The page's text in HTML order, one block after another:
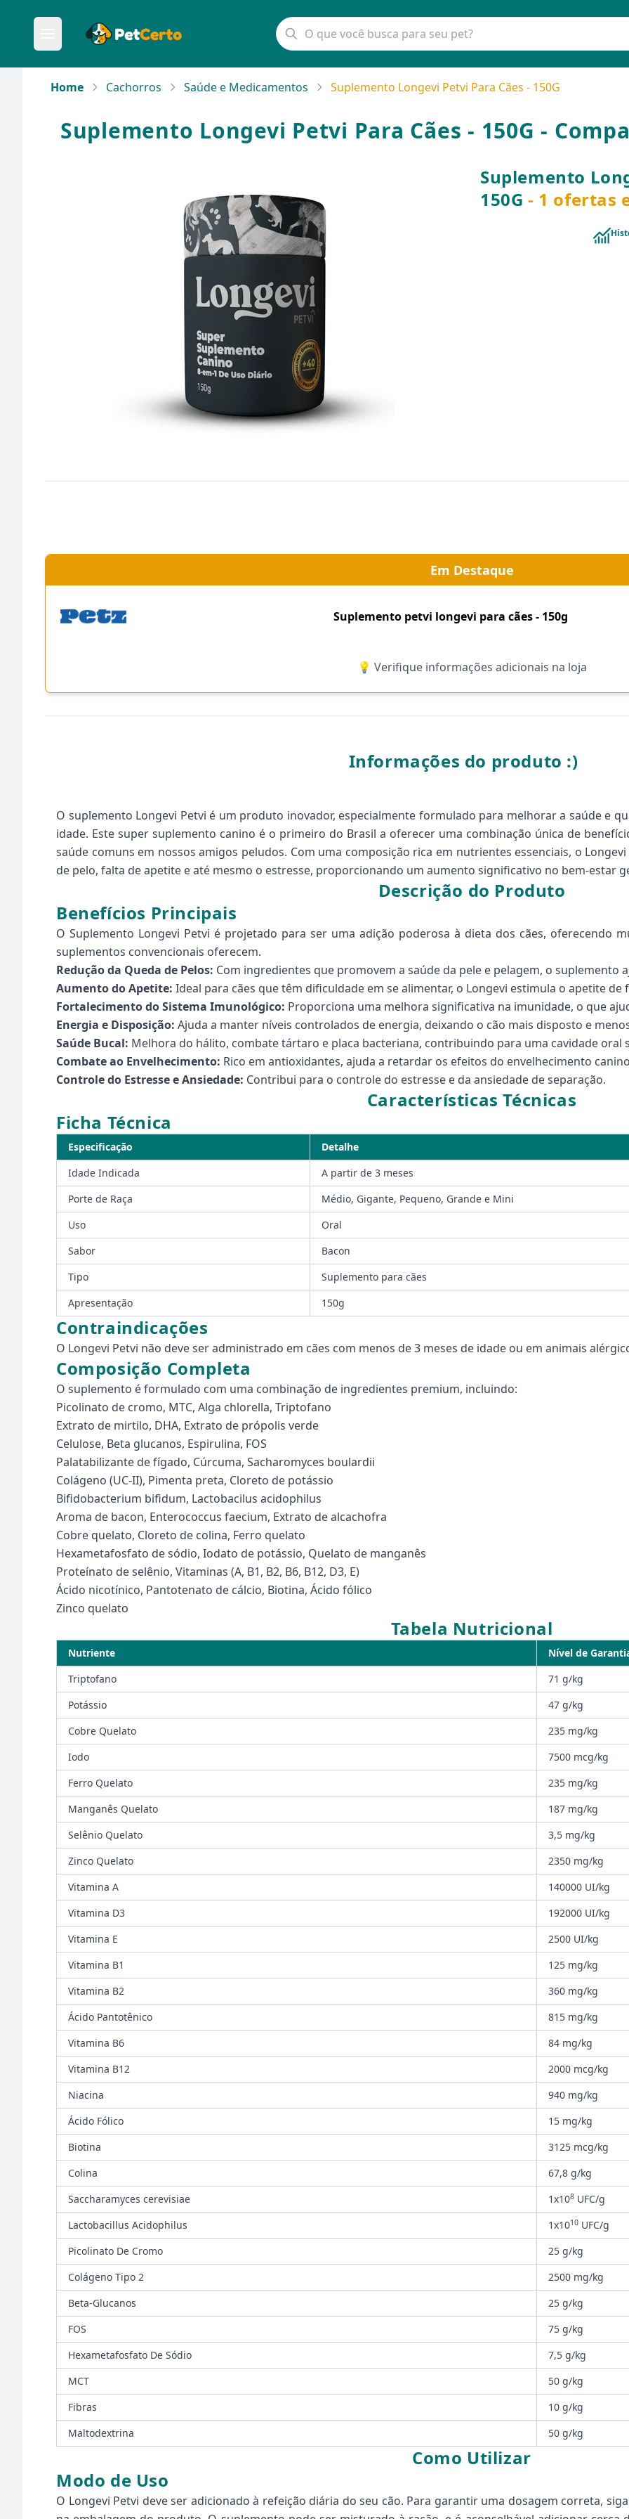
Home Cachorros Saúde e Medicamentos Suplemento Longevi Petvi Para Cães - 150G
Suplemento Longevi Petvi Para Cães - 150G -
Suplemento
150G - 1 ofertas
Em Destaque
Suplemento petvi longevi para cães - 150g
💡 Verifique informações adicionais na loja
Informações do produto :)
O suplemento Longevi Petvi é um produto inovador, especialmente formulado para melhorar a saúde e
idade. Este super suplemento canino é o primeiro do Brasil a oferecer uma combinação única de
saúde comuns em nossos amigos peludos. Com uma composição rica em nutrientes essenciais, o
de pelo, falta de apetite e até mesmo o estresse, proporcionando um aumento significativo no bem-estar
Descrição do Produto
Benefícios Principais
O Suplemento Longevi Petvi é projetado para ser uma adição poderosa à dieta dos cães, oferecendo
suplementos convencionais oferecem.
Redução da Queda de Pelos: Com ingredientes que promovem a saúde da pele e pelagem, o suplemento
Aumento do Apetite: Ideal para cães que têm dificuldade em se alimentar, o Longevi estimula o apetite
Fortalecimento do Sistema Imunológico: Proporciona uma melhora significativa na imunidade, o que
Energia e Disposição: Ajuda a manter níveis controlados de energia, deixando o cão mais disposto e
Saúde Bucal: Melhora do hálito, combate tártaro e placa bacteriana, contribuindo para uma cavidade oral
Combate ao Envelhecimento: Rico em antioxidantes, ajuda a retardar os efeitos do envelhecimento
Controle do Estresse e Ansiedade: Contribui para o controle do estresse e da ansiedade de separação.
Características Técnicas
Ficha Técnica
Especificação
Detalhe
Idade Indicada
A partir de 3 meses
Porte de Raça
Médio, Gigante, Pequeno, Grande e Mini
Uso
Oral
Sabor
Bacon
Tipo
Suplemento para cães
Apresentação
150g
Contraindicações
O Longevi Petvi não deve ser administrado em cães com menos de 3 meses de idade ou em animais
Composição Completa
O suplemento é formulado com uma combinação de ingredientes premium, incluindo:
Picolinato de cromo, MTC, Alga chlorella, Triptofano
Extrato de mirtilo, DHA, Extrato de própolis verde
Celulose, Beta glucanos, Espirulina, FOS
Palatabilizante de fígado, Cúrcuma, Sacharomyces boulardii
Colágeno (UC-II), Pimenta preta, Cloreto de potássio
Bifidobacterium bifidum, Lactobacilus acidophilus
Aroma de bacon, Enterococcus faecium, Extrato de alcachofra
Cobre quelato, Cloreto de colina, Ferro quelato
Hexametafosfato de sódio, Iodato de potássio, Quelato de manganês
Proteínato de selênio, Vitaminas (A, B1, B2, B6, B12, D3, E)
Ácido nicotínico, Pantotenato de cálcio, Biotina, Ácido fólico
Zinco quelato
Tabela Nutricional
Nutriente
Nível de
Triptofano
71 g/kg
Potássio
47 g/kg
Cobre Quelato
235 mg/kg
Iodo
7500 mcg/kg
Ferro Quelato
235 mg/kg
Manganês Quelato
187 mg/kg
Selênio Quelato
3,5 mg/kg
Zinco Quelato
2350 mg/kg
Vitamina A
140000 UI/kg
Vitamina D3
192000 UI/kg
Vitamina E
2500 UI/kg
Vitamina B1
125 mg/kg
Vitamina B2
360 mg/kg
Ácido Pantotênico
815 mg/kg
Vitamina B6
84 mg/kg
Vitamina B12
2000 mcg/kg
Niacina
940 mg/kg
Ácido Fólico
15 mg/kg
Biotina
3125 mcg/kg
Colina
67,8 g/kg
Saccharamyces cerevisiae
1x108 UFC/g
Lactobacillus Acidophilus
1x1010 UFC/g
Picolinato De Cromo
25 g/kg
Colágeno Tipo 2
2500 mg/kg
Beta-Glucanos
25 g/kg
FOS
75 g/kg
Hexametafosfato De Sódio
7,5 g/kg
MCT
50 g/kg
Fibras
10 g/kg
Maltodextrina
50 g/kg
Como Utilizar
Modo de Uso
O Longevi Petvi deve ser adicionado à refeição diária do seu cão. Para garantir uma dosagem correta,